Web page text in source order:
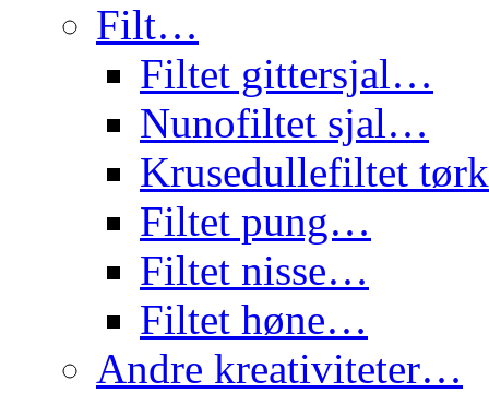
Filt…
Filtet gittersjal…
Nunofiltet sjal…
Krusedullefiltet
Filtet pung…
Filtet nisse…
Filtet høne…
Andre kreativiteter…